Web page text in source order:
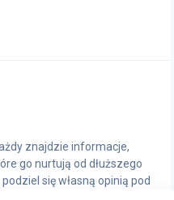
znajdzie informacje,
go nurtują od dłuższego
się własną opinią pod